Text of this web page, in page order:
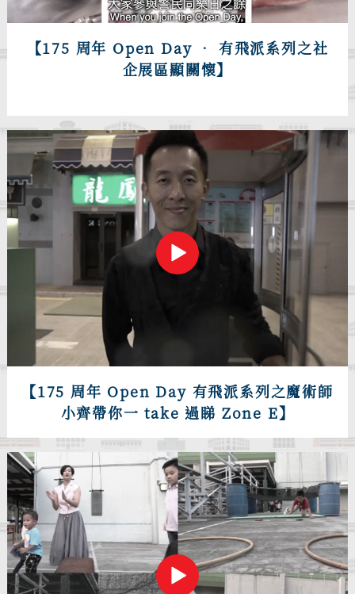
【175 周年 Open Day • 有飛派系列之社
企展區顯關懷】
【175 周年 Open Day 有飛派系列之魔術師
小齊帶你一 take 過睇 Zone E】